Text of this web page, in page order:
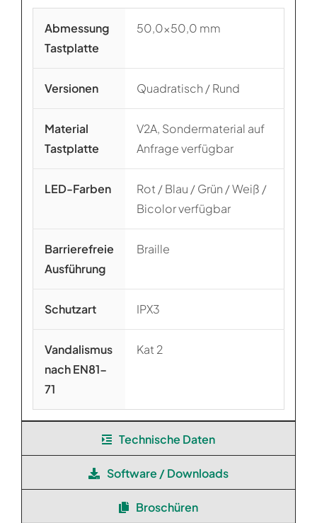
Abmessung
Tastplatte
50,0×50,0 mm
Versionen Quadratisch / Rund
Material
Tastplatte
V2A, Sondermaterial auf
Anfrage verfügbar
LED-Farben
Rot / Blau / Grün / Weiß /
Bicolor verfügbar
Barrierefreie
Ausführung
Braille
Schutzart IPX3
Vandalismus
nach EN81-
71
Kat 2
Technische Daten
Software / Downloads
Broschüren